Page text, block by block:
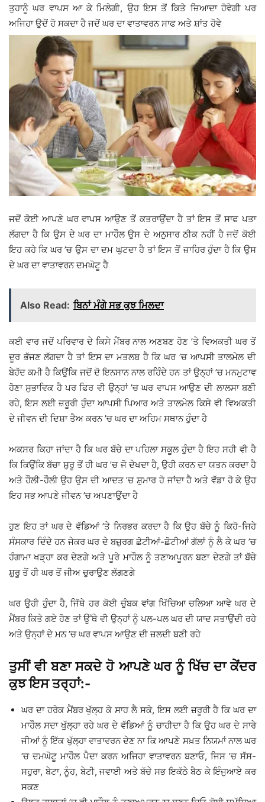
ਤੁਹਾਨੂੰ ਘਰ ਵਾਪਸ ਆ ਕੇ ਮਿਲੇਗੀ, ਉਹ ਇਸ ਤੋਂ ਕਿਤੇ ਜ਼ਿਆਦਾ ਹੋਵੇਗੀ ਪਰ
ਅਜਿਹਾ ਉਦੋਂ ਹੋ ਸਕਦਾ ਹੈ ਜਦੋਂ ਘਰ ਦਾ ਵਾਤਾਵਰਨ ਸਾਫ ਅਤੇ ਸ਼ਾਂਤ ਹੋਵੇ
ਜਦੋਂ ਕੋਈ ਆਪਣੇ ਘਰ ਵਾਪਸ ਆਉਣ ਤੋਂ ਕਤਰਾਉਂਦਾ ਹੈ ਤਾਂ ਇਸ ਤੋਂ ਸਾਫ ਪਤਾ
ਲੱਗਦਾ ਹੈ ਕਿ ਉਸ ਦੇ ਘਰ ਦਾ ਮਾਹੌਲ ਉਸ ਦੇ ਅਨੁਸਾਰ ਠੀਕ ਨਹੀਂ ਹੈ ਜਦੋਂ ਕੋਈ
ਇਹ ਕਹੇ ਕਿ ਘਰ ’ਚ ਉਸ ਦਾ ਦਮ ਘੁਟਦਾ ਹੈ ਤਾਂ ਇਸ ਤੋਂ ਜ਼ਾਹਿਰ ਹੁੰਦਾ ਹੈ ਕਿ ਉਸ
ਦੇ ਘਰ ਦਾ ਵਾਤਾਵਰਨ ਦਮਘੋਟੂ ਹੈ
Also Read: ਬਿਨਾਂ ਮੰਗੇ ਸਭ ਕੁਝ ਮਿਲਦਾ
ਕਈ ਵਾਰ ਜਦੋਂ ਪਰਿਵਾਰ ਦੇ ਕਿਸੇ ਮੈਂਬਰ ਨਾਲ ਅਣਬਣ ਹੋਣ ’ਤੇ ਵਿਅਕਤੀ ਘਰ ਤੋਂ
ਦੂਰ ਭੱਜਣ ਲੱਗਦਾ ਹੈ ਤਾਂ ਇਸ ਦਾ ਮਤਲਬ ਹੈ ਕਿ ਘਰ ’ਚ ਆਪਸੀ ਤਾਲਮੇਲ ਦੀ
ਬੇਹੱਦ ਕਮੀ ਹੈ ਕਿਉਂਕਿ ਜਦੋਂ ਦੋ ਇਨਸਾਨ ਨਾਲ ਰਹਿੰਦੇ ਹਨ ਤਾਂ ਉਨ੍ਹਾਂ ’ਚ ਮਨਮੁਟਾਵ
ਹੋਣਾ ਸੁਭਾਵਿਕ ਹੈ ਪਰ ਫਿਰ ਵੀ ਉਨ੍ਹਾਂ ’ਚ ਘਰ ਵਾਪਸ ਆਉਣ ਦੀ ਲਾਲਸਾ ਬਣੀ
ਰਹੇ, ਇਸ ਲਈ ਜ਼ਰੂਰੀ ਹੁੰਦਾ ਆਪਸੀ ਪਿਆਰ ਅਤੇ ਤਾਲਮੇਲ ਕਿਸੇ ਵੀ ਵਿਅਕਤੀ
ਦੇ ਜੀਵਨ ਦੀ ਦਿਸ਼ਾ ਤੈਅ ਕਰਨ ’ਚ ਘਰ ਦਾ ਅਹਿਮ ਸਥਾਨ ਹੁੰਦਾ ਹੈ
ਅਕਸਰ ਕਿਹਾ ਜਾਂਦਾ ਹੈ ਕਿ ਘਰ ਬੱਚੇ ਦਾ ਪਹਿਲਾ ਸਕੂਲ ਹੁੰਦਾ ਹੈ ਇਹ ਸਹੀ ਵੀ ਹੈ
ਕਿ ਕਿਉਂਕਿ ਬੱਚਾ ਸ਼ੁਰੂ ਤੋਂ ਹੀ ਘਰ ’ਚ ਜੋ ਦੇਖਦਾ ਹੈ, ਉਹੀ ਕਰਨ ਦਾ ਯਤਨ ਕਰਦਾ ਹੈ
ਅਤੇ ਹੌਲੀ-ਹੌਲੀ ਉਹ ਉਸ ਦੀ ਆਦਤ ’ਚ ਸ਼ੁਮਾਰ ਹੋ ਜਾਂਦਾ ਹੈ ਅਤੇ ਵੱਡਾ ਹੋ ਕੇ ਉਹ
ਇਹ ਸਭ ਆਪਣੇ ਜੀਵਨ ’ਚ ਅਪਣਾਉਂਦਾ ਹੈ
ਹੁਣ ਇਹ ਤਾਂ ਘਰ ਦੇ ਵੱਡਿਆਂ ’ਤੇ ਨਿਰਭਰ ਕਰਦਾ ਹੈ ਕਿ ਉਹ ਬੱਚੇ ਨੂੰ ਕਿਹੋ-ਜਿਹੇ
ਸੰਸਕਾਰ ਦਿੰਦੇ ਹਨ ਜੇਕਰ ਘਰ ਦੇ ਬਜ਼ੁਰਗ ਛੋਟੀਆਂ-ਛੋਟੀਆਂ ਗੱਲਾਂ ਨੂੰ ਲੈ ਕੇ ਘਰ ’ਚ
ਹੰਗਾਮਾ ਖੜ੍ਹਾ ਕਰ ਦੇਣਗੇ ਅਤੇ ਪੂਰੇ ਮਾਹੌਲ ਨੂੰ ਤਣਾਅਪੂਰਨ ਬਣਾ ਦੇਣਗੇ ਤਾਂ ਬੱਚੇ
ਸ਼ੁਰੂ ਤੋਂ ਹੀ ਘਰ ਤੋਂ ਜੀਅ ਚੁਰਾਉਣ ਲੱਗਣਗੇ
ਘਰ ਉਹੀ ਹੁੰਦਾ ਹੈ, ਜਿੱਥੇ ਹਰ ਕੋਈ ਚੁੰਬਕ ਵਾਂਗ ਖਿੱਚਿਆ ਚਲਿਆ ਆਵੇ ਘਰ ਦੇ
ਮੈਂਬਰ ਕਿਤੇ ਗਏ ਹੋਣ ਤਾਂ ਉੱਥੇ ਵੀ ਉਨ੍ਹਾਂ ਨੂੰ ਪਲ-ਪਲ ਘਰ ਦੀ ਯਾਦ ਸਤਾਉਂਦੀ ਰਹੇ
ਅਤੇ ਉਨ੍ਹਾਂ ਦੇ ਮਨ ’ਚ ਘਰ ਵਾਪਸ ਆਉਣ ਦੀ ਜ਼ਲਦੀ ਬਣੀ ਰਹੇ
ਤੁਸੀਂ ਵੀ ਬਣਾ ਸਕਦੇ ਹੋ ਆਪਣੇ ਘਰ ਨੂੰ ਖਿੱਚ ਦਾ ਕੇਂਦਰ
ਕੁਝ ਇਸ ਤਰ੍ਹਾਂ:-
ਘਰ ਦਾ ਹਰੇਕ ਮੈਂਬਰ ਖੁੱਲ੍ਹ ਕੇ ਸਾਹ ਲੈ ਸਕੇ, ਇਸ ਲਈ ਜ਼ਰੂਰੀ ਹੈ ਕਿ ਘਰ ਦਾ
ਮਾਹੌਲ ਸਦਾ ਖੁੱਲ੍ਹਾ ਰਹੇ ਘਰ ਦੇ ਵੱਡਿਆਂ ਨੂੰ ਚਾਹੀਦਾ ਹੈ ਕਿ ਉਹ ਘਰ ਦੇ ਸਾਰੇ
ਜੀਆਂ ਨੂੰ ਇੱਕ ਖੁੱਲ੍ਹਾ ਵਾਤਾਵਰਨ ਦੇਣ ਨਾ ਕਿ ਆਪਣੇ ਸਖ਼ਤ ਨਿਯਮਾਂ ਨਾਲ ਘਰ
’ਚ ਦਮਘੋਟੂ ਮਾਹੌਲ ਪੈਦਾ ਕਰਨ ਅਜਿਹਾ ਵਾਤਾਵਰਨ ਬਣਾਓ, ਜਿਸ ’ਚ ਸੱਸ-
ਸਹੁਰਾ, ਬੇਟਾ, ਨੂੰਹ, ਬੇਟੀ, ਜਵਾਈ ਅਤੇ ਬੱਚੇ ਸਭ ਇਕੱਠੇ ਬੈਠ ਕੇ ਇੰਜੁਆਏ ਕਰ
ਸਕਣ